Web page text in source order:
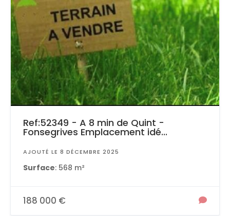
Ref:52349 - A 8 min de Quint -
Fonsegrives Emplacement idé...
AJOUTÉ LE 8 DÉCEMBRE 2025
Surface: 568 m²
188 000 €